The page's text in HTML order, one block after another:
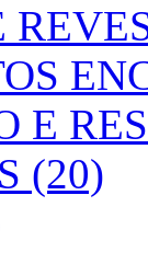
E
(20)